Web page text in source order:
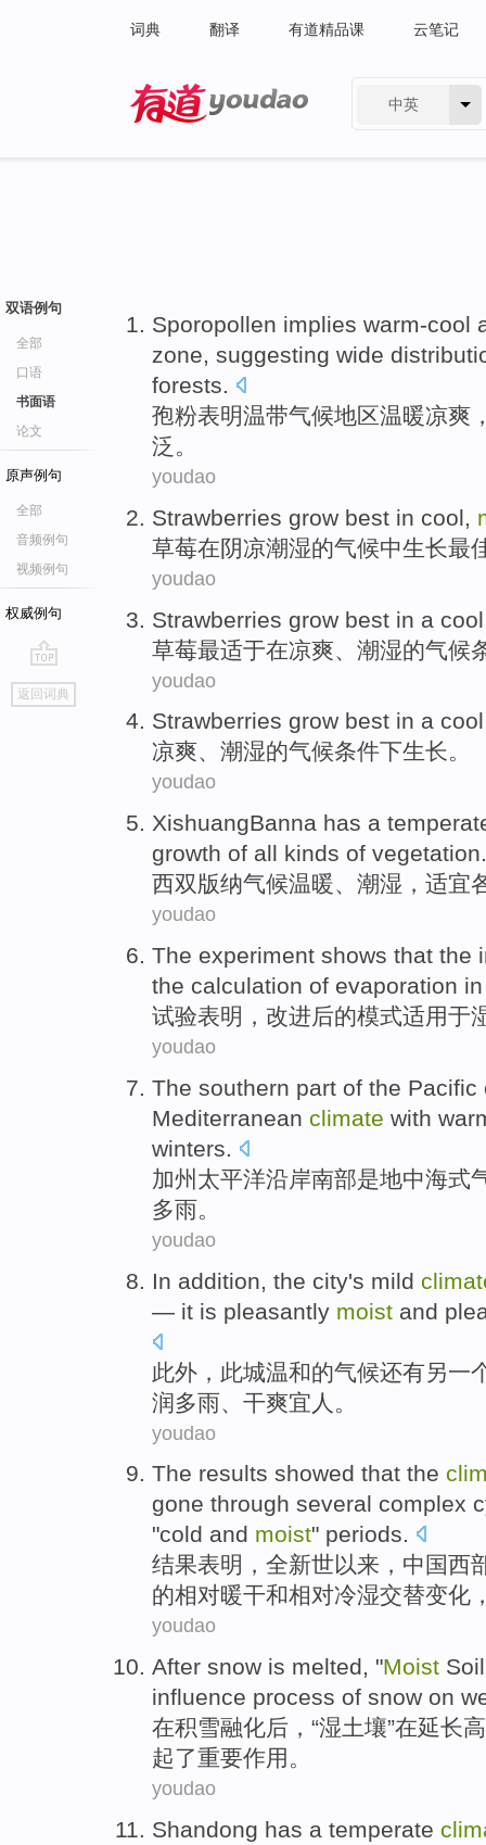
词典 翻译 有道精品课 云笔记
中英
双语例句
全部
口语
书面语
论文
原声例句
全部
音频例句
视频例句
权威例句
go
top
返回词典
Sporopollen implies warm-cool
zone, suggesting wide
forests.
孢粉表明温带气候地区温暖凉爽
泛 。
youdao
Strawberries grow best in cool,
草莓在阴凉潮湿的气候中生长最
youdao
Strawberries grow best in a cool
草莓最适于在凉爽 潮湿的气候
youdao
Strawberries grow best in a cool
凉爽、 潮湿的气候条件下生长。
youdao
XishuangBanna has a
growth of all kinds of vegetation.
西双版纳气候温暖、 潮湿 ， 适宜
youdao
The experiment shows that the
the calculation of evaporation
试验表明 ， 改进后的模式适用于
youdao
The southern part of the Pacific
Mediterranean climate with
winters.
加州 太平洋沿岸南部是地中海式
多雨。
youdao
In addition the city's mild
— it is pleasantly moist and
此外 ， 此城温和的气候还有另一
润多雨、 干爽宜人。
youdao
The results showed that the
gone through several complex
"cold and moist" periods.
结果表明 ，全新世以来，中国西
的相对暖干和相对冷湿交替变化
youdao
After snow is melted, "Moist Soil
influence process of snow on
在积雪融化后 ，“湿土壤”在延长
起了重要作用。
youdao
Shandong has a temperate